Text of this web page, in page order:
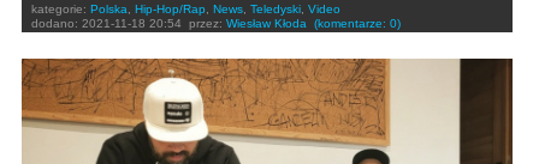
kategorie: Polska, Hip-Hop/Rap, News, Teledyski, Video
dodano: 2021-11-18 20:54 przez: Wiesław Kłoda (komentarze: 0)